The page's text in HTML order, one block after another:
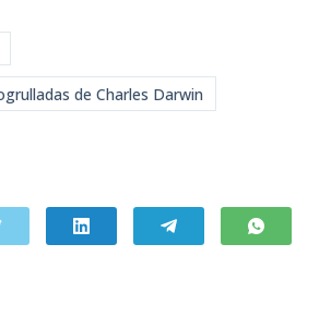
de Charles Darwin